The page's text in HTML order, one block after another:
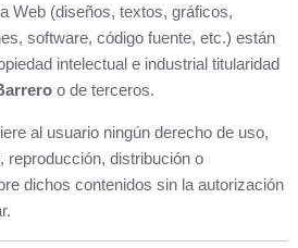
Web (diseños, textos, gráficos,
software, código fuente, etc.) están
intelectual e industrial titularidad
o de terceros.
al usuario ningún derecho de uso,
reproducción, distribución o
dichos contenidos sin la autorización